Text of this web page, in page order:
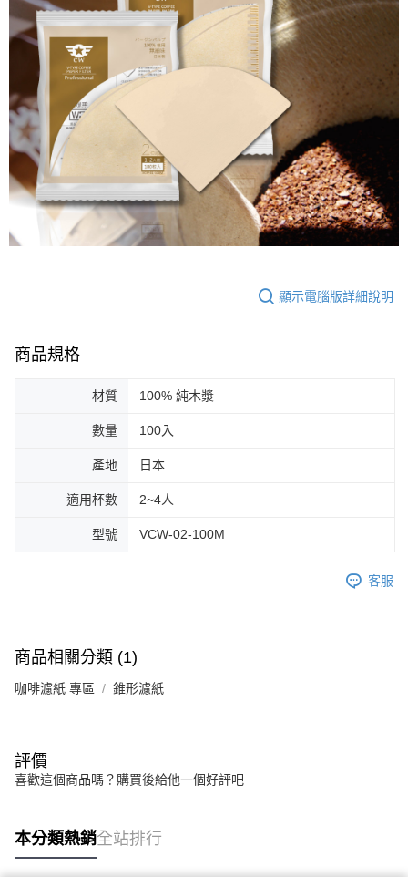
顯示電腦版詳細說明
商品規格
材質 100% 純木漿
數量 100入
產地 日本
適用杯數 2~4人
型號 VCW-02-100M
客服
商品相關分類 (1)
咖啡濾紙 專區 錐形濾紙
評價
喜歡這個商品嗎？購買後給他一個好評吧
本分類熱銷全站排行